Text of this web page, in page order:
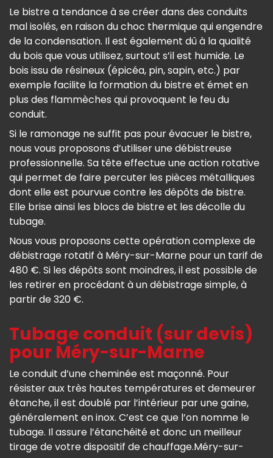
Le bistre a tendance à se créer dans des conduits
mal isolés, en raison du choc thermique qui engendre
de la condensation. Il est également dû à la qualité
du bois que vous utilisez, surtout s’il est humide. Le
bois issu de résineux (épicéa, pin, sapin, etc.) par
exemple facilite la formation du bistre et émet en
plus des flammèches qui provoquent le feu du
conduit.
Si le ramonage ne suffit pas pour évacuer le bistre,
nous vous proposons d’utiliser une débistreuse
professionnelle. Sa tête effectue une action rotative
qui permet de faire percuter les pièces métalliques
dont elle est pourvue contre les dépôts de bistre.
Elle brise ainsi les blocs de bistre et les décolle du
tubage.
Nous vous proposons cette opération complexe de
débistrage rotatif à Méry-sur-Marne pour un tarif de
480 €. Si les dépôts sont moindres, il est possible de
les retirer en procédant à un débistrage simple, à
partir de 320 €.
Tubage conduit (sur devis)
pour Méry-sur-Marne
Le conduit d’une cheminée est maçonné. Pour
résister aux très hautes températures et demeurer
étanche, il est doublé par l’intérieur par une gaine,
généralement en inox. C’est ce que l’on nomme le
tubage. Il assure l’étanchéité et donc un meilleur
tirage de votre dispositif de chauffage.Méry-sur-